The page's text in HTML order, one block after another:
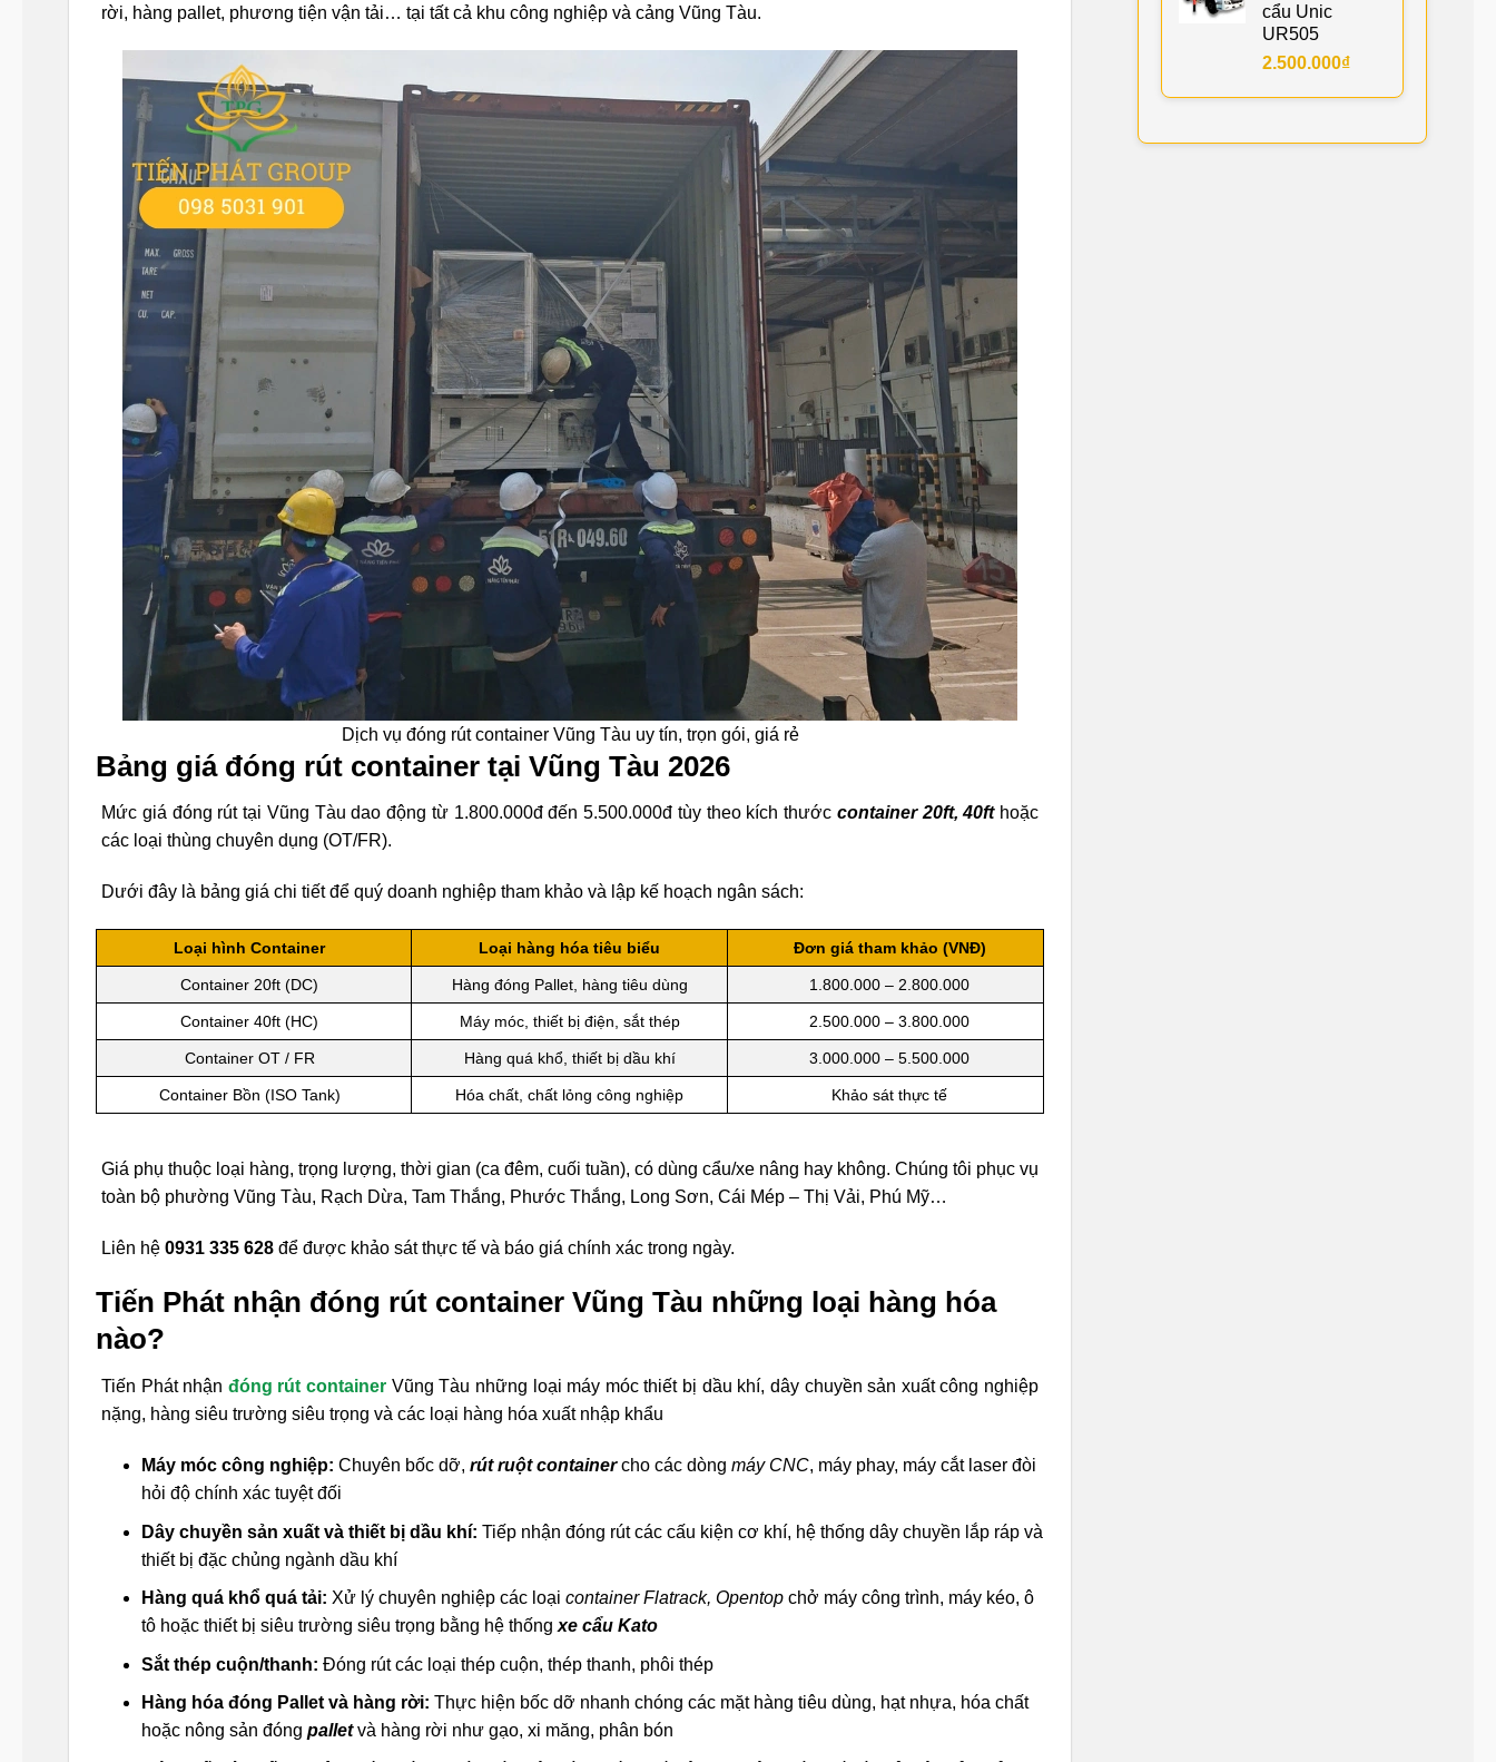
rời, hàng pallet, phương tiện vận tải… tại tất cả khu công nghiệp và cảng Vũng Tàu.
Dịch vụ đóng rút container Vũng Tàu uy tín, trọn gói, giá rẻ
Bảng giá đóng rút container tại Vũng Tàu 2026
Mức giá đóng rút tại Vũng Tàu dao động từ 1.800.000đ đến 5.500.000đ tùy theo kích thước container 20ft, 40fthoặc
các loại thùng chuyên dụng (OT/FR).
Dưới đây là bảng giá chi tiết để quý doanh nghiệp tham khảo và lập kế hoạch ngân sách:
Loại hình Container Loại hàng hóa tiêu biểu Đơn giá tham khảo (VNĐ)
Container 20ft (DC) Hàng đóng Pallet, hàng tiêu dùng 1.800.000 – 2.800.000
Container 40ft (HC) Máy móc, thiết bị điện, sắt thép 2.500.000 – 3.800.000
Container OT / FR Hàng quá khổ, thiết bị dầu khí 3.000.000 – 5.500.000
Container Bồn (ISO Tank) Hóa chất, chất lỏng công nghiệp Khảo sát thực tế
Giá phụ thuộc loại hàng, trọng lượng, thời gian (ca đêm, cuối tuần), có dùng cẩu/xe nâng hay không. Chúng tôi phục vụ
toàn bộ phường Vũng Tàu, Rạch Dừa, Tam Thắng, Phước Thắng, Long Sơn, Cái Mép – Thị Vải, Phú Mỹ…
Liên hệ 0931 335 628 để được khảo sát thực tế và báo giá chính xác trong ngày.
Tiến Phát nhận đóng rút container Vũng Tàu những loại hàng hóa
nào?
Tiến Phát nhận đóng rút container Vũng Tàu những loại máy móc thiết bị dầu khí, dây chuyền sản xuất công nghiệp
nặng, hàng siêu trường siêu trọng và các loại hàng hóa xuất nhập khẩu
Máy móc công nghiệp: Chuyên bốc dỡ, rút ruột containercho các dòng máy CNC, máy phay, máy cắt laser đòi
hỏi độ chính xác tuyệt đối
Dây chuyền sản xuất và thiết bị dầu khí: Tiếp nhận đóng rút các cấu kiện cơ khí, hệ thống dây chuyền lắp ráp và
thiết bị đặc chủng ngành dầu khí
Hàng quá khổ quá tải: Xử lý chuyên nghiệp các loại container Flatrack, Opentopchở máy công trình, máy kéo, ô
tô hoặc thiết bị siêu trường siêu trọng bằng hệ thống xe cẩu Kato
Sắt thép cuộn/thanh: Đóng rút các loại thép cuộn, thép thanh, phôi thép
Hàng hóa đóng Pallet và hàng rời: Thực hiện bốc dỡ nhanh chóng các mặt hàng tiêu dùng, hạt nhựa, hóa chất
hoặc nông sản đóng palletvà hàng rời như gạo, xi măng, phân bón
cẩu Unic
UR505
2.500.000₫